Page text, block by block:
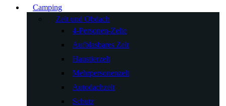
Camping
Zelt und Obdach
4-Personen-Zelte
Aufblasbares Zelt
Haustierzelt
Mehrpersonenzelt
Autodachzelt
Schutz